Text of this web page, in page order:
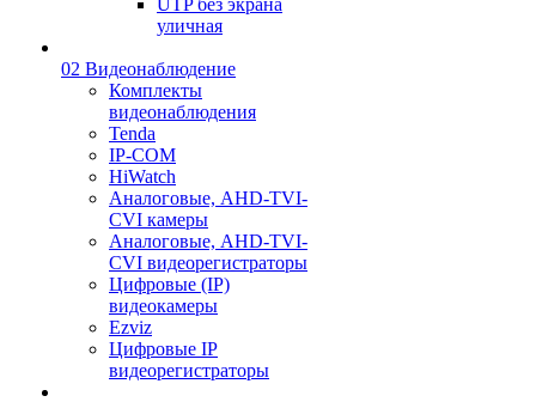
UTP без экрана
уличная
02 Видеонаблюдение
Комплекты
видеонаблюдения
Tenda
IP-COM
HiWatch
Аналоговые, AHD-TVI-
CVI камеры
Аналоговые, AHD-TVI-
CVI видеорегистраторы
Цифровые (IP)
видеокамеры
Ezviz
Цифровые IP
видеорегистраторы